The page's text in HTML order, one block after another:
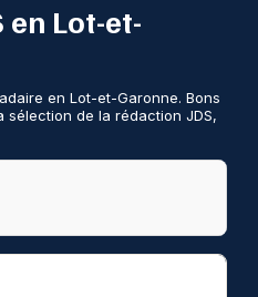
en Lot-et-
en Lot-et-Garonne. Bons
sélection de la rédaction JDS,